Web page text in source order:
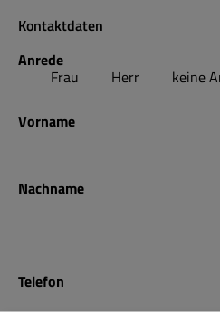
Kontaktdaten
Anrede
Frau Herr keine
Vorname
Nachname
Telefon